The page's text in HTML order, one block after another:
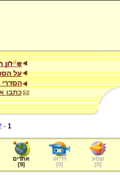
על
הסדרי
כתבו
1
-
שמע
[
0
]
וידיאו
[
0
]
אתרים
[
9
]